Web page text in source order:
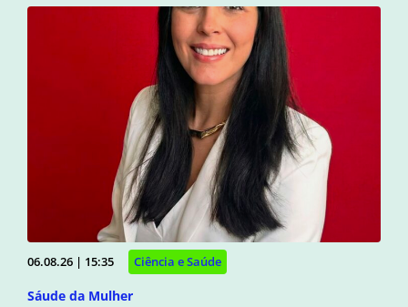
06.08.26 | 15:35 Ciência e Saúde
Sáude da Mulher